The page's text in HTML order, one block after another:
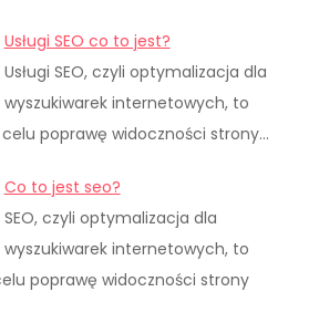
Usługi SEO co to jest?
Usługi SEO, czyli optymalizacja dla
wyszukiwarek internetowych, to
poprawę widoczności strony…
Co to jest seo?
SEO, czyli optymalizacja dla
wyszukiwarek internetowych, to
poprawę widoczności strony